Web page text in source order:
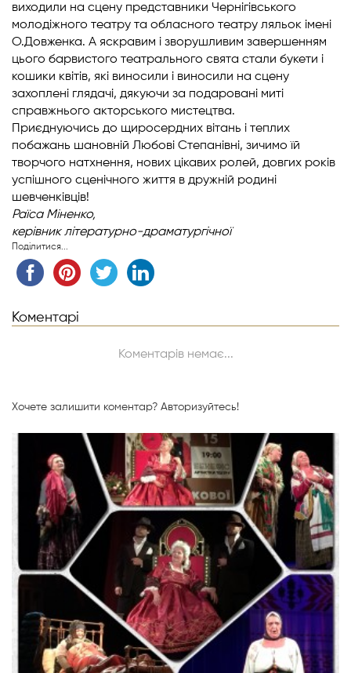
виходили на сцену представники Чернігівського
молодіжного театру та обласного театру ляльок імені
О.Довженка. А яскравим і зворушливим завершенням
цього барвистого театрального свята стали букети і
кошики квітів, які виносили і виносили на сцену
захоплені глядачі, дякуючи за подаровані миті
справжнього акторського мистецтва.
Приєднуючись до щиросердних вітань і теплих
побажань шановній Любові Степанівні, зичимо їй
творчого натхнення, нових цікавих ролей, довгих років
успішного сценічного життя в дружній родині
шевченківців!
Раїса Міненко,
керівник літературно-драматургічної
Поділитися...
Коментарі
Коментарів немає...
Хочете залишити коментар? Авторизуйтесь!